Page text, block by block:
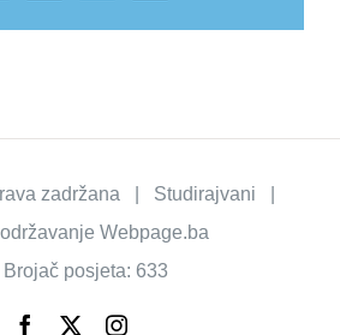
zadržana | Studirajvani |
Webpage.ba
Brojač posjeta: 633
Facebook Instagram